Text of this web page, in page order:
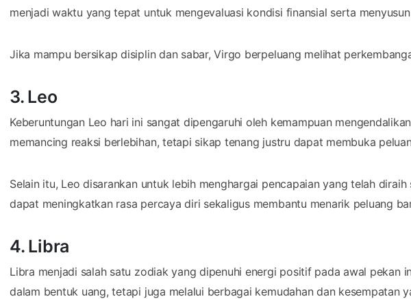
menjadi waktu yang tepat untuk mengevaluasi kondisi finansial serta
Jika mampu bersikap disiplin dan sabar, Virgo berpeluang melihat
3. Leo
Keberuntungan Leo hari ini sangat dipengaruhi oleh kemampuan
memancing reaksi berlebihan, tetapi sikap tenang justru dapat membuka
Selain itu, Leo disarankan untuk lebih menghargai pencapaian yang telah
dapat meningkatkan rasa percaya diri sekaligus membantu menarik peluang
4. Libra
Libra menjadi salah satu zodiak yang dipenuhi energi positif pada awal pekan
dalam bentuk uang, tetapi juga melalui berbagai kemudahan dan kesempatan